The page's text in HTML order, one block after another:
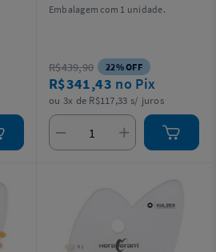
Embalagem com 1 unidade.
R$439,90 22% OFF
R$341,43 no Pix
ou 3x de R$117,33 s/ juros